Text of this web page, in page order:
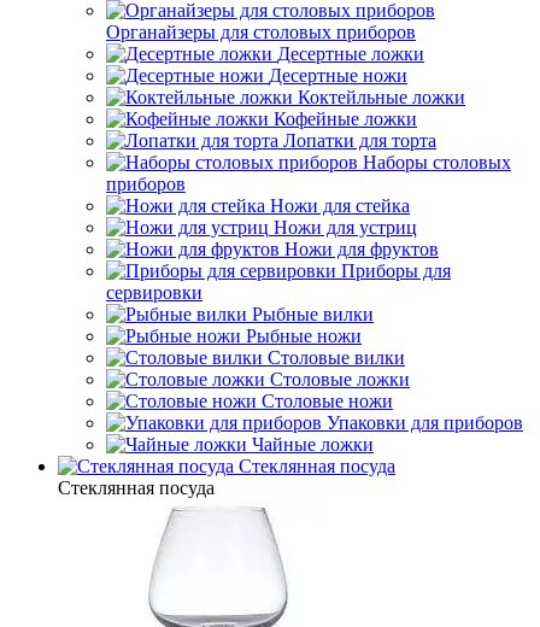
Органайзеры для столовых приборов
Десертные ложки
Десертные ножи
Коктейльные ложки
Кофейные ложки
Лопатки для торта
Наборы столовых
приборов
Ножи для стейка
Ножи для устриц
Ножи для фруктов
Приборы для
сервировки
Рыбные вилки
Рыбные ножи
Столовые вилки
Столовые ложки
Столовые ножи
Упаковки для приборов
Чайные ложки
Стеклянная посуда
Стеклянная посуда